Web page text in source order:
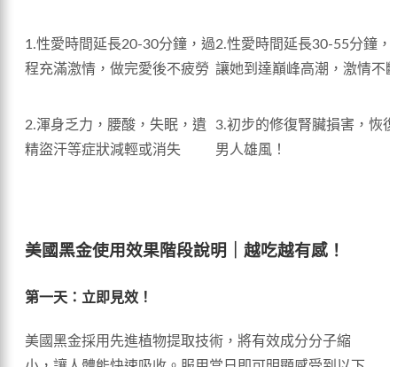
1.性愛時間延長20-30分鐘，過
程充滿激情，做完愛後不疲勞
2.性愛時間延長30-55分鐘，
讓她到達巔峰高潮，激情不
2.渾身乏力，腰酸，失眠，遺
精盜汗等症狀減輕或消失
3.初步的修復腎臟損害，恢
男人雄風！
美國黑金使用效果階段說明｜越吃越有感！
第一天：立即見效！
美國黑金採用先進植物提取技術，將有效成分分子縮